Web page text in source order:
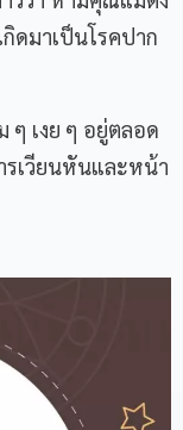
ดมาเป็นโรคปาก
ๆ เงย ๆ อยู่ตลอด
รเวียนหันและหน้า